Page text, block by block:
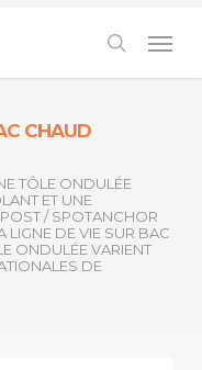
search
CHAUD
TÔLE ONDULÉE
ET UNE
/ SPOTANCHOR
LIGNE DE VIE SUR BAC
ONDULÉE VARIENT
DE